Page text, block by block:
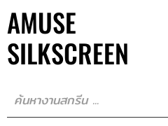
AMUSE
SILKSCREEN